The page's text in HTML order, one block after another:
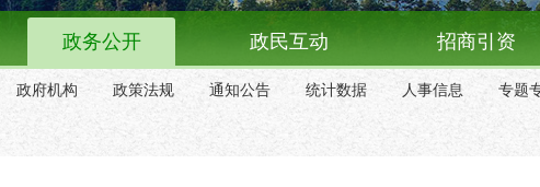
政务公开 政民互动 招商引资
政府机构 政策法规 通知公告 统计数据 人事信息 专题